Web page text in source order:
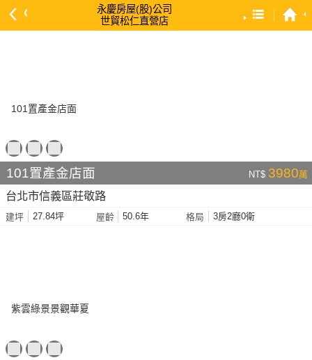
永慶房屋(股)公司
世貿松仁直營店
依建物坪數 大 → 小
依土地坪數 大 → 小
101置產金店面 NT$ 3980萬
台北市信義區莊敬路
建坪 27.84坪 屋齡 50.6年 格局 3房2廳0衛